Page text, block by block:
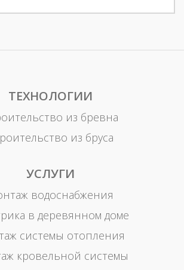
ТЕХНОЛОГИИ
из бревна
из бруса
УСЛУГИ
водоснабжения
в деревянном доме
системы отопления
кровельной системы